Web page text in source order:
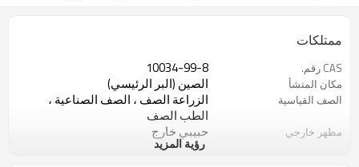
ممتلكات
CAS رقم. 10034-99-8
مكان المنشأ الصين (البر الرئيسي)
الصف القياسية
الزراعة الصف ، الصف الصناعية ،
الطب الصف
مظهر خارجي حبيبي خارج
RC
رؤية المزيد